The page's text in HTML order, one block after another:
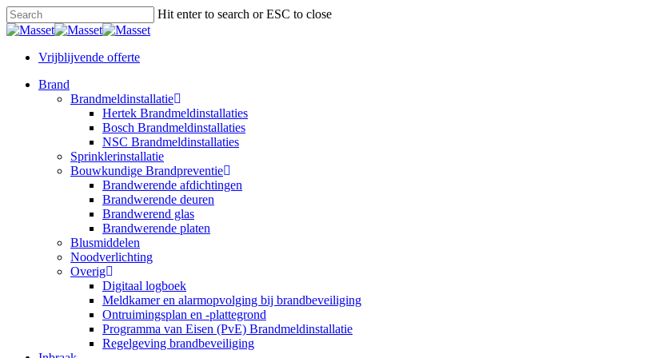
Skip
to
content
Hit enter to search or ESC to close
Close
Vrijblijvende offerte
Menu
Brand
Brandmeldinstallatie
Hertek Brandmeldinstallaties
Bosch Brandmeldinstallaties
NSC Brandmeldinstallaties
Sprinklerinstallatie
Bouwkundige Brandpreventie
Brandwerende afdichtingen
Brandwerende deuren
Brandwerend glas
Brandwerende platen
Blusmiddelen
Noodverlichting
Overig
Digitaal logboek
Meldkamer en alarmopvolging bij brandbeveiliging
Ontruimingsplan en -plattegrond
Programma van Eisen (PvE) Brandmeldinstallatie
Regelgeving brandbeveiliging